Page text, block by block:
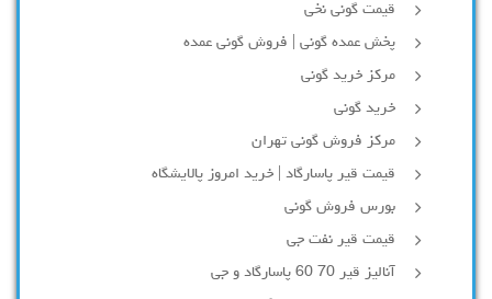
قیمت گونی نخی
پخش عمده گونی | فروش گونی عمده
مرکز خرید گونی
خرید گونی
مرکز فروش گونی تهران
قیمت قیر پاسارگاد | خرید امروز پالایشگاه
بورس فروش گونی
قیمت قیر نفت جی
آنالیز قیر 70 60 پاسارگاد و جی